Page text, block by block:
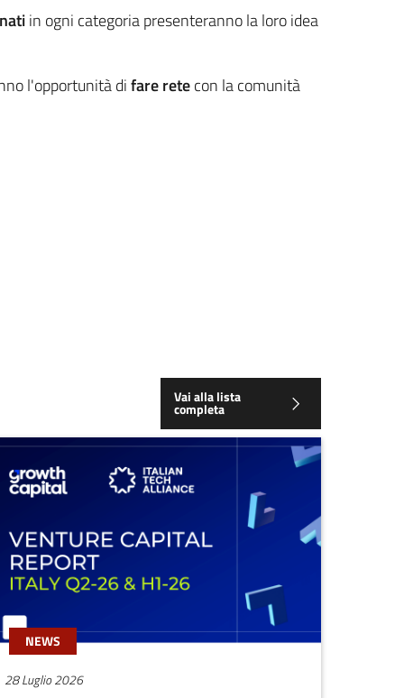
in ogni categoria presenteranno la loro idea
l'opportunità difare retecon la comunità
Vai alla lista
completa
NEWS
28 Luglio 2026